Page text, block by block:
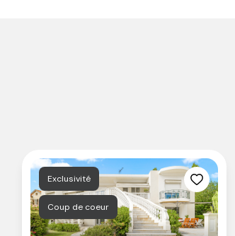
Exclusivité
Coup de coeur